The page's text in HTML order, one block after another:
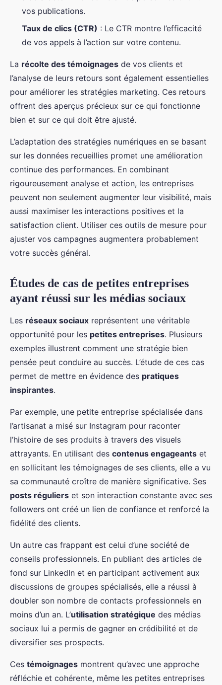
vos publications.
Taux de clics (CTR) : Le CTR montre l’efficacité
de vos appels à l’action sur votre contenu.
La récolte des témoignages de vos clients et
l’analyse de leurs retours sont également essentielles
pour améliorer les stratégies marketing. Ces retours
offrent des aperçus précieux sur ce qui fonctionne
bien et sur ce qui doit être ajusté.
L’adaptation des stratégies numériques en se basant
sur les données recueillies promet une amélioration
continue des performances. En combinant
rigoureusement analyse et action, les entreprises
peuvent non seulement augmenter leur visibilité, mais
aussi maximiser les interactions positives et la
satisfaction client. Utiliser ces outils de mesure pour
ajuster vos campagnes augmentera probablement
votre succès général.
Études de cas de petites entreprises
ayant réussi sur les médias sociaux
Les réseaux sociaux représentent une véritable
opportunité pour les petites entreprises. Plusieurs
exemples illustrent comment une stratégie bien
pensée peut conduire au succès. L’étude de ces cas
permet de mettre en évidence des pratiques
inspirantes.
Par exemple, une petite entreprise spécialisée dans
l’artisanat a misé sur Instagram pour raconter
l’histoire de ses produits à travers des visuels
attrayants. En utilisant des contenus engageants et
en sollicitant les témoignages de ses clients, elle a vu
sa communauté croître de manière significative. Ses
posts réguliers et son interaction constante avec ses
followers ont créé un lien de confiance et renforcé la
fidélité des clients.
Un autre cas frappant est celui d’une société de
conseils professionnels. En publiant des articles de
fond sur LinkedIn et en participant activement aux
discussions de groupes spécialisés, elle a réussi à
doubler son nombre de contacts professionnels en
moins d’un an. L’utilisation stratégique des médias
sociaux lui a permis de gagner en crédibilité et de
diversifier ses prospects.
Ces témoignages montrent qu’avec une approche
réfléchie et cohérente, même les petites entreprises